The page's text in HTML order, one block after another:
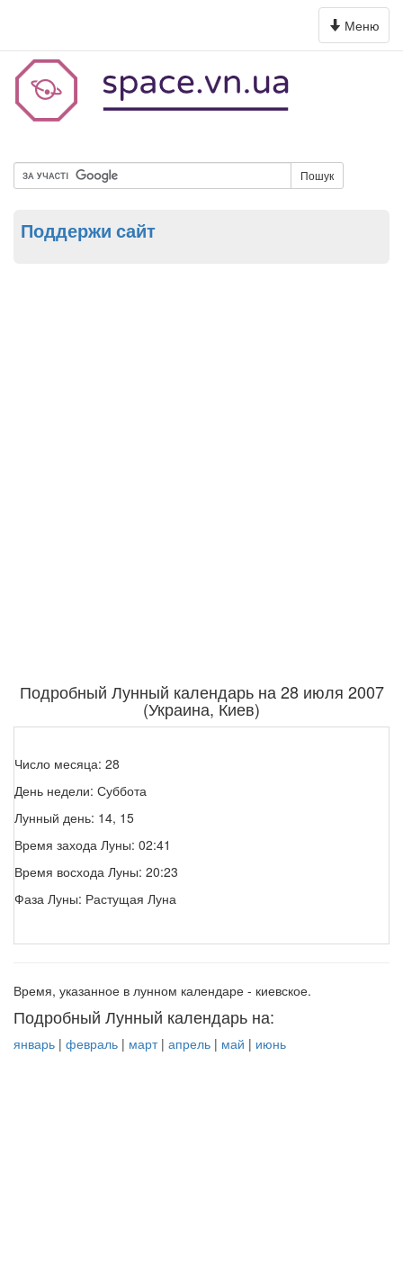
Toggle
navigation
Меню
Пошук
Поддержи сайт
Подробный Лунный календарь на 28 июля 2007
(Украина, Киев)
Число месяца: 28
День недели: Суббота
Лунный день: 14, 15
Время захода Луны: 02:41
Время восхода Луны: 20:23
Фаза Луны: Растущая Луна
Время, указанное в лунном календаре - киевское.
Подробный Лунный календарь на:
январь | февраль | март| апрель | май | июнь